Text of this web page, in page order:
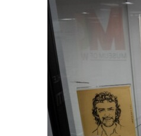
07 août 2026 Consulter
Dernier
les livraisons
ville?